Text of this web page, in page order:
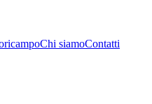
Chi siamoContatti